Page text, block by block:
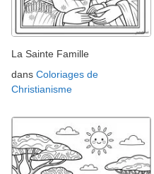
La Sainte Famille
dans Coloriages de
Christianisme